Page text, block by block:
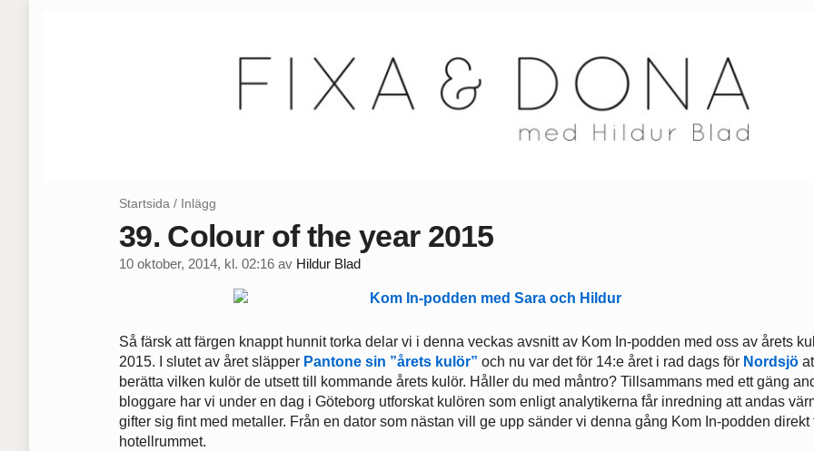
Startsida / Inlägg
39. Colour of the year 2015
10 oktober, 2014, kl. 02:16 av Hildur Blad
Så färsk att färgen knappt hunnit torka delar vi i denna veckas avsnitt av Kom In-podden med oss av årets
2015. I slutet av året släpper Pantone sin ”årets kulör” och nu var det för 14:e året i rad dags för Nordsjö
berätta vilken kulör de utsett till kommande årets kulör. Håller du med måntro? Tillsammans med ett gäng
bloggare har vi under en dag i Göteborg utforskat kulören som enligt analytikerna får inredning att andas
gifter sig fint med metaller. Från en dator som nästan vill ge upp sänder vi denna gång Kom In-podden direkt
hotellrummet.